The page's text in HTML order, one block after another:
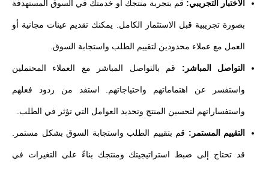
الاختبار التجريبي: قم بتجربة منتجك أو خدمتك في السوق المستهدفة
بصورة تجريبية قبل الاستثمار الكامل. يمكنك تقديم عينات مجانية أو
العمل مع عملاء محدودين لتقييم الطلب واستجابة السوق.
التواصل المباشر: قم بالتواصل المباشر مع العملاء المحتملين
واستفسر عن اهتماماتهم واحتياجاتهم. استفد من ردود فعلهم
واستفساراتهم لتحسين المنتج وتحديد العوامل التي تؤثر في الطلب.
التقييم المستمر: قم بتقييم الطلب واستجابة السوق بشكل مستمر.
قد تحتاج إلى ضبط استراتيجيتك ومنتجك بناءً على التغيرات في